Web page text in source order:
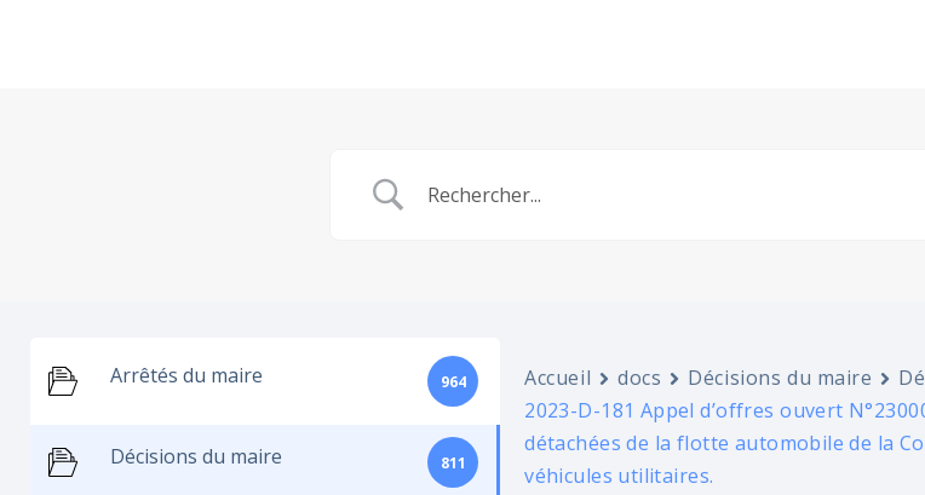
Arrêtés du maire 964
Décisions du maire 811
Accueil docs Décisions du maire
2023-D-181 Appel d’offres ouvert
détachées de la flotte automobile de la
véhicules utilitaires.